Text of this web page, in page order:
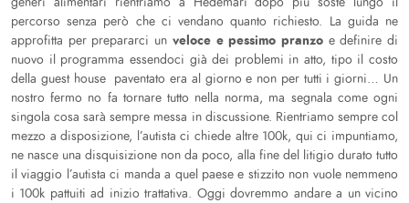
percorso senza però che ci vendano quanto richiesto. La guida ne
approfitta per prepararci un veloce e pessimo pranzoe definire di
nuovo il programma essendoci già dei problemi in atto, tipo il costo
della guest house paventato era al giorno e non per tutti i giorni… Un
nostro fermo no fa tornare tutto nella norma, ma segnala come ogni
singola cosa sarà sempre messa in discussione. Rientriamo sempre col
mezzo a disposizione, l’autista ci chiede altre 100k, qui ci impuntiamo,
ne nasce una disquisizione non da poco, alla fine del litigio durato tutto
il viaggio l’autista ci manda a quel paese e stizzito non vuole nemmeno
i 100k pattuiti ad inizio trattativa. Oggi dovremmo andare a un vicino